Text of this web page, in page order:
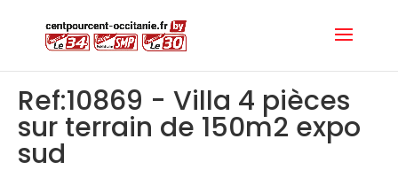
Ref:10869 - Villa 4 pièces
sur terrain de 150m2 expo
sud